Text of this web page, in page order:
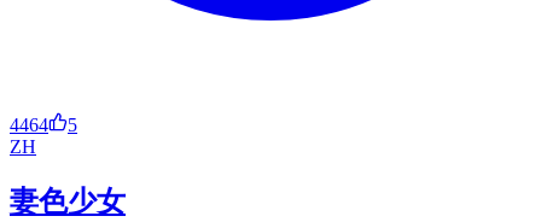
4464
5
ZH
妻色少女